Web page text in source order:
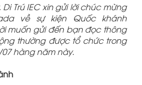
Trú IEC xin gửi lời chúc mừng
về sự kiện Quốc khánh
muốn gửi đến bạn đọc thông
thường được tổ chức trong
hàng năm này.